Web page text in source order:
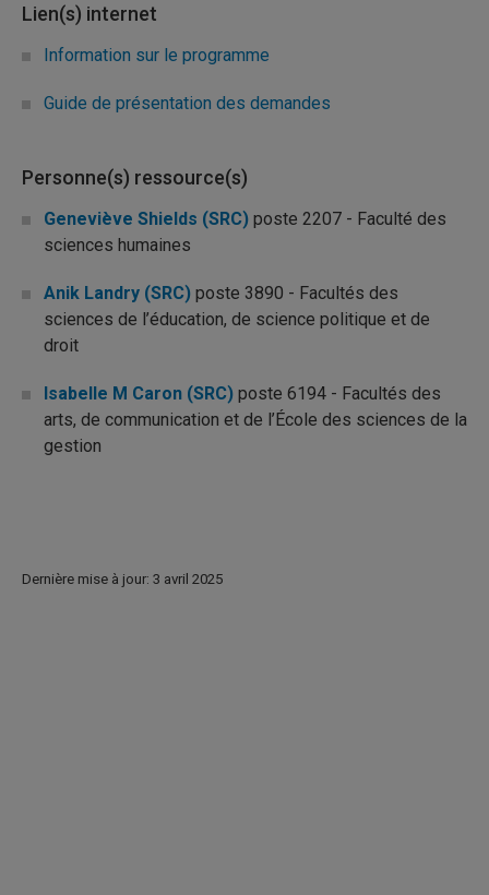
Lien(s) internet
Information sur le programme
Guide de présentation des demandes
Personne(s) ressource(s)
Geneviève Shields (SRC) poste 2207 - Faculté des
sciences humaines
Anik Landry (SRC) poste 3890 - Facultés des
sciences de l’éducation, de science politique et de
droit
Isabelle M Caron (SRC) poste 6194 - Facultés des
arts, de communication et de l’École des sciences de la
gestion
Dernière mise à jour: 3 avril 2025